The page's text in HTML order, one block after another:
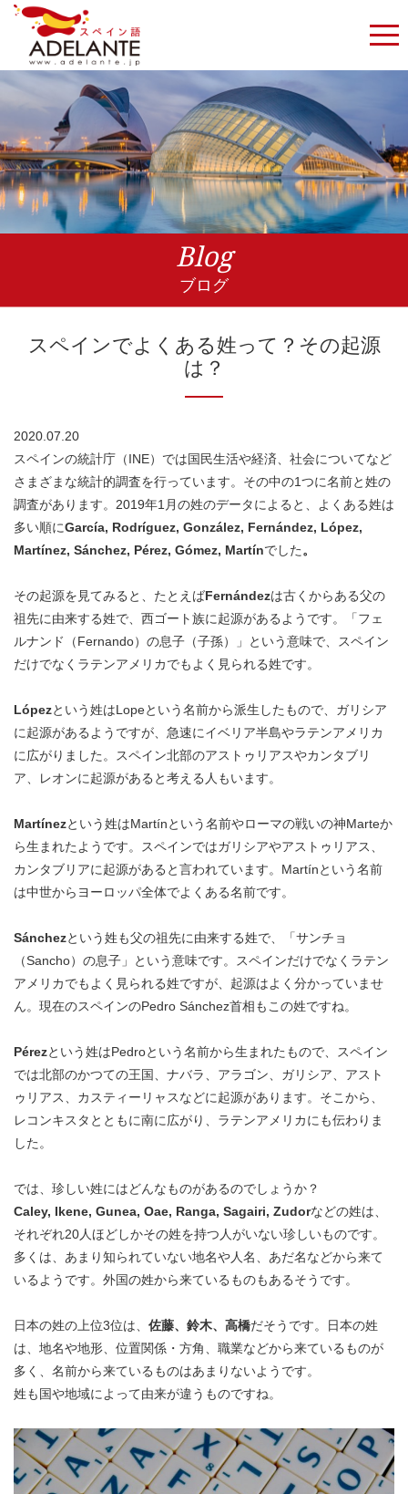
Blog
ブログ
スペインでよくある姓って？その起源
は？
2020.07.20
スペインの統計庁（INE）では国民生活や経済、社会についてなど
さまざまな統計的調査を行っています。その中の1つに名前と姓の
調査があります。2019年1月の姓のデータによると、よくある姓は
多い順にGarcía, Rodríguez, González, Fernández, López,
Martínez, Sánchez, Pérez, Gómez, Martínでした。
その起源を見てみると、たとえばFernándezは古くからある父の
祖先に由来する姓で、西ゴート族に起源があるようです。「フェ
ルナンド（Fernando）の息子（子孫）」という意味で、スペイン
だけでなくラテンアメリカでもよく見られる姓です。
Lópezという姓はLopeという名前から派生したもので、ガリシア
に起源があるようですが、急速にイベリア半島やラテンアメリカ
に広がりました。スペイン北部のアストゥリアスやカンタブリ
ア、レオンに起源があると考える人もいます。
Martínezという姓はMartínという名前やローマの戦いの神Marteか
ら生まれたようです。スペインではガリシアやアストゥリアス、
カンタブリアに起源があると言われています。Martínという名前
は中世からヨーロッパ全体でよくある名前です。
Sánchezという姓も父の祖先に由来する姓で、「サンチョ
（Sancho）の息子」という意味です。スペインだけでなくラテン
アメリカでもよく見られる姓ですが、起源はよく分かっていませ
ん。現在のスペインのPedro Sánchez首相もこの姓ですね。
Pérezという姓はPedroという名前から生まれたもので、スペイン
では北部のかつての王国、ナバラ、アラゴン、ガリシア、アスト
ゥリアス、カスティーリャスなどに起源があります。そこから、
レコンキスタとともに南に広がり、ラテンアメリカにも伝わりま
した。
では、珍しい姓にはどんなものがあるのでしょうか？
Caley, Ikene, Gunea, Oae, Ranga, Sagairi, Zudorなどの姓は、
それぞれ20人ほどしかその姓を持つ人がいない珍しいものです。
多くは、あまり知られていない地名や人名、あだ名などから来て
いるようです。外国の姓から来ているものもあるそうです。
日本の姓の上位3位は、 佐藤、鈴木、高橋だそうです。日本の姓
は、地名や地形、位置関係・方角、職業などから来ているものが
多く、名前から来ているものはあまりないようです。
姓も国や地域によって由来が違うものですね。